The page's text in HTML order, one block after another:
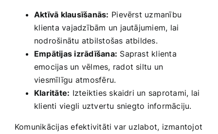
Aktīvā klausīšanās: ⁢Pievērst uzmanību
⁣klienta vajadzībām un​ jautājumiem, lai⁢
nodrošinātu atbilstošas atbildes.
Empātijas izrādīšana: Saprast klienta
emocijas un vēlmes, radot siltu un
‌viesmīlīgu⁢ atmosfēru.
Klaritāte: Izteikties skaidri un saprotami, lai
klienti viegli ​uztvertu sniegto informāciju.
Komunikācijas efektivitāti var uzlabot, izmantojot